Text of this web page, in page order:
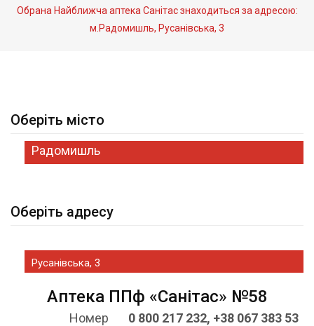
Обрана Найближча аптека Санітас знаходиться за адресою:
м.Радомишль, Русанівська, 3
Оберіть місто
Радомишль
Оберіть адресу
Русанівська, 3
Аптека ППф «Санітас» №58
Номер
0 800 217 232, +38 067 383 53